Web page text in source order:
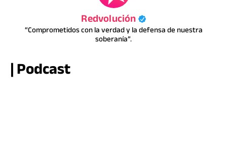
Redvolución
“Comprometidos con la verdad y la defensa de nuestra
soberanía”.
| Podcast